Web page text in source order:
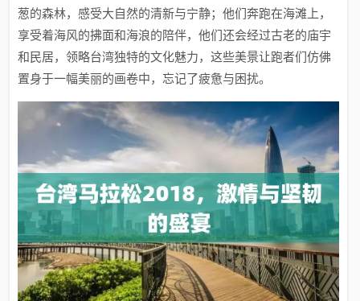
葱的森林，感受大自然的清新与宁静；他们奔跑在海滩上，
享受着海风的拂面和海浪的陪伴，他们还会经过古老的庙宇
和民居，领略台湾独特的文化魅力，这些美景让跑者们仿佛
置身于一幅美丽的画卷中，忘记了疲惫与困扰。